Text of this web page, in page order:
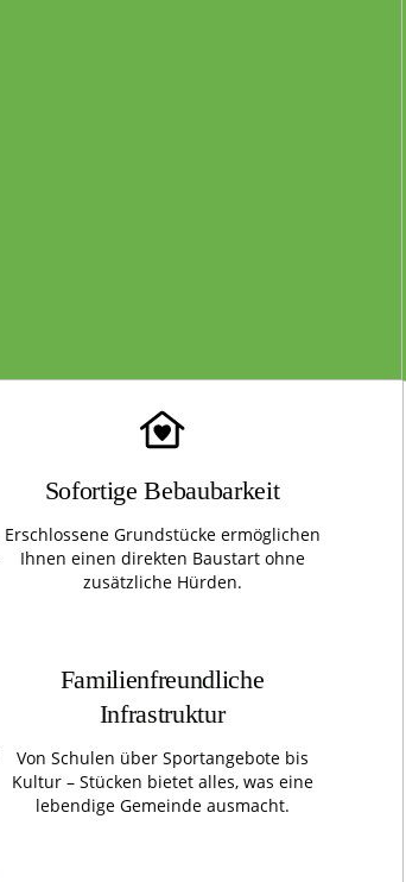
Sofortige Bebaubarkeit
Erschlossene Grundstücke ermöglichen
Ihnen einen direkten Baustart ohne
zusätzliche Hürden.
Familienfreundliche
Infrastruktur
Von Schulen über Sportangebote bis
Kultur – Stücken bietet alles, was eine
lebendige Gemeinde ausmacht.